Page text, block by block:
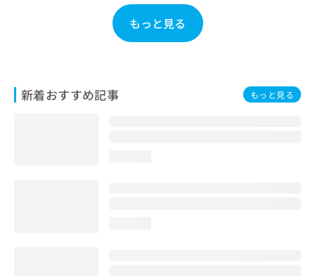
もっと見る
新着おすすめ記事 もっと見る
は